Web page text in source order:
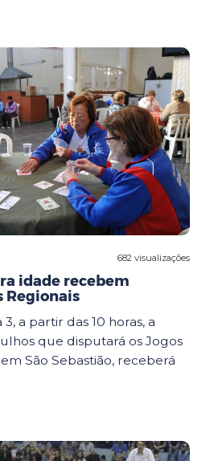
682 visualizações
idade recebem
Regionais
a partir das 10 horas, a
que disputará os Jogos
São Sebastião, receberá